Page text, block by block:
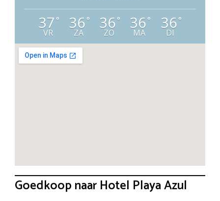
37°
VR
36°
ZA
36°
ZO
36°
MA
36°
DI
Goedkoop naar Hotel Playa Azul